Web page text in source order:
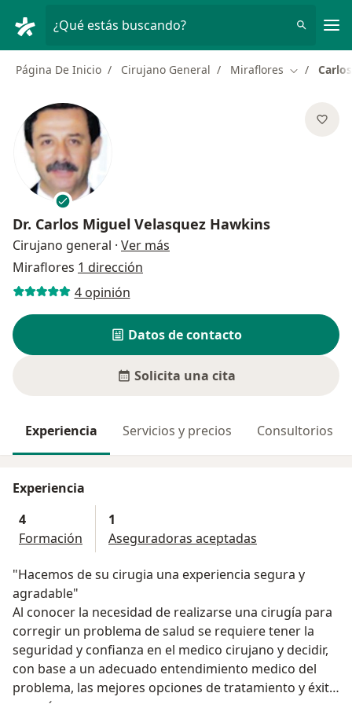
¿Qué estás buscando?
Página De Inicio Cirujano General Miraflores Cambiar
Dr. Carlos Miguel Velasquez Hawkins
Cirujano general · Ver más
Miraflores 1 dirección
4 opinión
Datos de contacto
Solicita una cita
Experiencia Servicios y precios Consultorios
Experiencia
4
Formación
1
Aseguradoras aceptadas
"Hacemos de su cirugia una experiencia segura y
agradable"
Al conocer la necesidad de realizarse una cirugía para
corregir un problema de salud se requiere tener la
seguridad y confianza en el medico cirujano y decidir,
con base a un adecuado entendimiento medico del
problema, las mejores opciones de tratamiento y éxito